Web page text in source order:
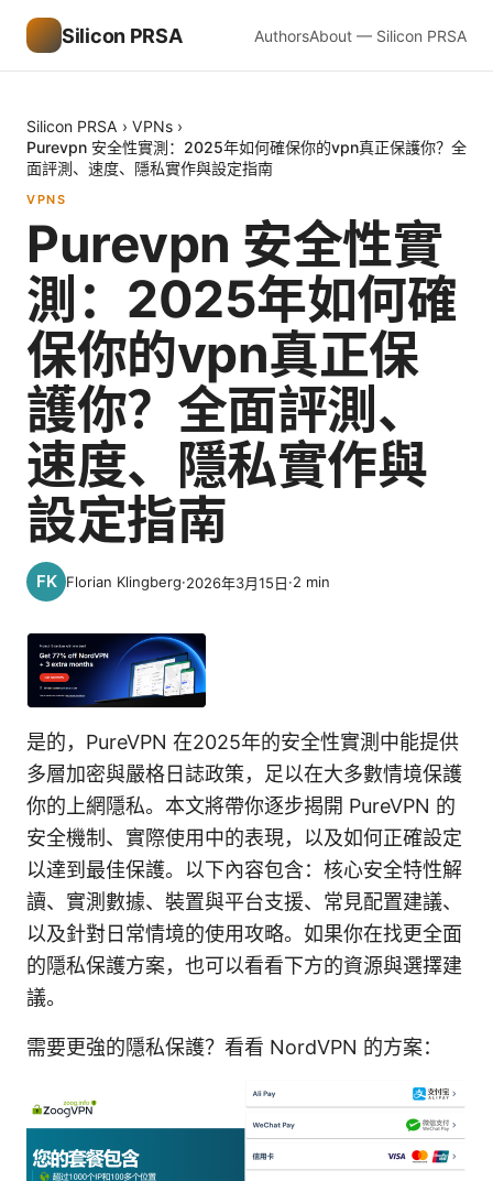
Silicon PRSA AuthorsAbout — Silicon PRSA
Silicon PRSA › VPNs ›
Purevpn 安全性實測：2025年如何確保你的vpn真正保護你？全
面評測、速度、隱私實作與設定指南
VPNS
Purevpn 安全性實
測：2025年如何確
保你的vpn真正保
護你？全面評測、
速度、隱私實作與
設定指南
Florian Klingberg·2026年3月15日·2 min
是的，PureVPN 在2025年的安全性實測中能提供
多層加密與嚴格日誌政策，足以在大多數情境保護
你的上網隱私。本文將帶你逐步揭開 PureVPN 的
安全機制、實際使用中的表現，以及如何正確設定
以達到最佳保護。以下內容包含：核心安全特性解
讀、實測數據、裝置與平台支援、常見配置建議、
以及針對日常情境的使用攻略。如果你在找更全面
的隱私保護方案，也可以看看下方的資源與選擇建
議。
需要更強的隱私保護？看看 NordVPN 的方案：